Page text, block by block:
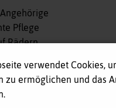
Navigation
überspringen
Pflege
Rädern
verwendet Cookies,
zu ermöglichen und das